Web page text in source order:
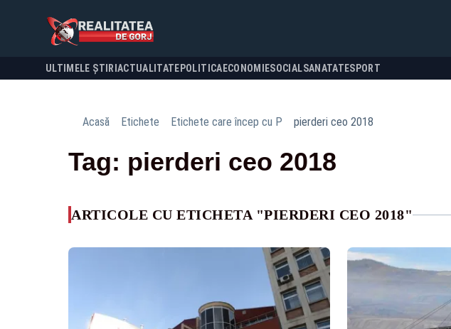
ULTIMELE ȘTIRI ACTUALITATE POLITICA ECONOMIESOCIALSANATATESPORT
Acasă Etichete Etichete care încep cu P pierderi ceo 2018
Tag: pierderi ceo 2018
ARTICOLE CU ETICHETA "PIERDERI CEO 2018"